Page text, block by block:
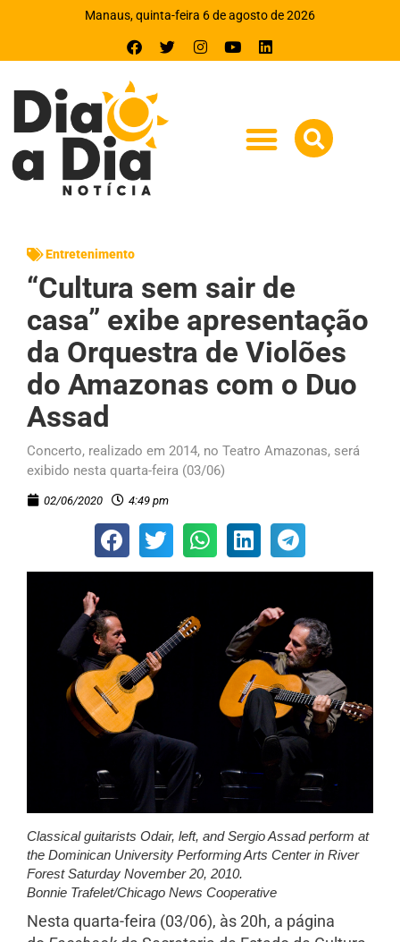
Manaus, quinta-feira 6 de agosto de 2026
Entretenimento
“Cultura sem sair de
casa” exibe apresentação
da Orquestra de Violões
do Amazonas com o Duo
Assad
Concerto, realizado em 2014, no Teatro Amazonas, será
exibido nesta quarta-feira (03/06)
02/06/2020 4:49 pm
Classical guitarists Odair, left, and Sergio Assad perform at
the Dominican University Performing Arts Center in River
Forest Saturday November 20, 2010.
Bonnie Trafelet/Chicago News Cooperative
Nesta quarta-feira (03/06), às 20h, a página